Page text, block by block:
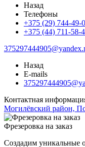
Назад
Телефоны
+375 (29) 744-49-
+375 (44) 711-58-
Назад
E-mails
Контактная
Могилёвский район,